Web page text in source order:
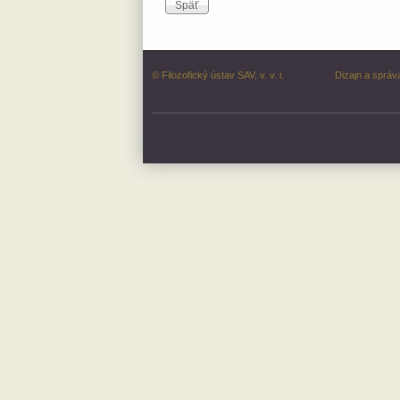
© Filozofický ústav SAV, v. v. i. Dizajn a